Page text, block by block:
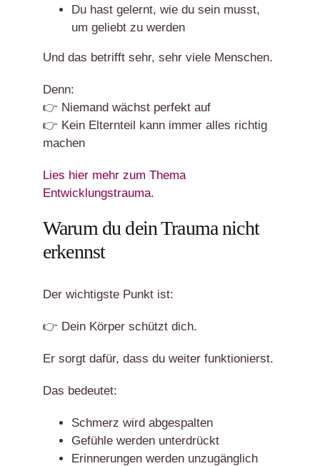
Du hast gelernt, wie du sein musst,
um geliebt zu werden
Und das betrifft sehr, sehr viele Menschen.
Denn:
👉 Niemand wächst perfekt auf
👉 Kein Elternteil kann immer alles richtig
machen
Lies hier mehr zum Thema
Entwicklungstrauma.
Warum du dein Trauma nicht
erkennst
Der wichtigste Punkt ist:
👉 Dein Körper schützt dich.
Er sorgt dafür, dass du weiter funktionierst.
Das bedeutet:
Schmerz wird abgespalten
Gefühle werden unterdrückt
Erinnerungen werden unzugänglich